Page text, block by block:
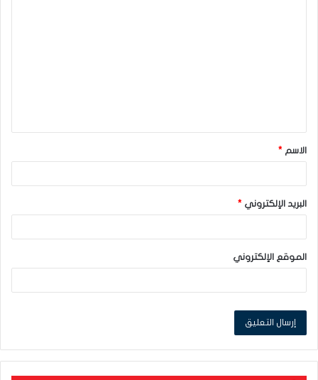
ق
*الاسم *
البريد الإلكتروني *
الموقع الإلكتروني